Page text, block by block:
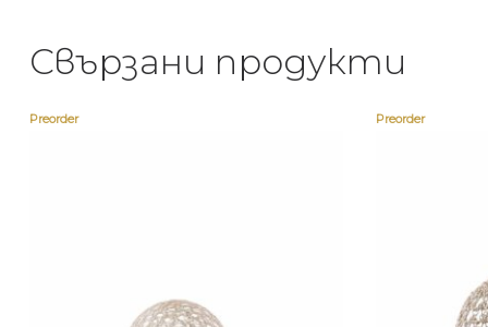
Свързани продукти
Preorder Preorder